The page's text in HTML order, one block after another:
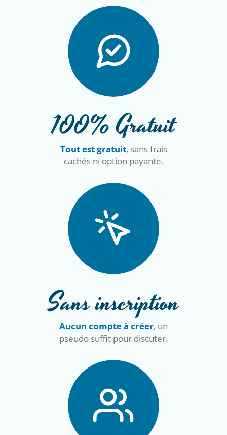
100% Gratuit
Tout est gratuit, sans frais
cachés ni option payante.
Sans inscription
Aucun compte à créer, un
pseudo suffit pour discuter.